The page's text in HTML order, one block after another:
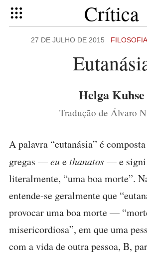
Crítica
27 DE JULHO DE 2015
Helga Kuhse
Tradução de Álvaro
A palavra “eutanásia” é
gregas —euethanatos— e
literalmente, “uma boa morte”.
entende-se geralmente que
provocar uma boa morte —
misericordiosa”, em que uma
com a vida de outra pessoa, B,